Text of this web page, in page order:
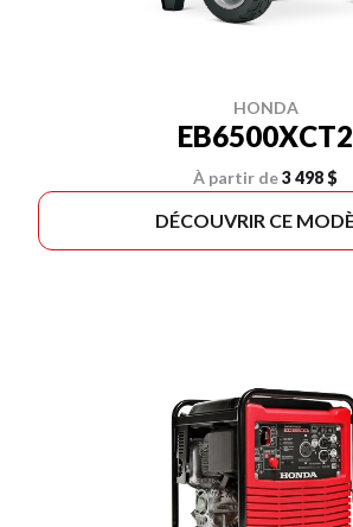
HONDA
EB6500XCT2
À partir de3 498 $
DÉCOUVRIR CE